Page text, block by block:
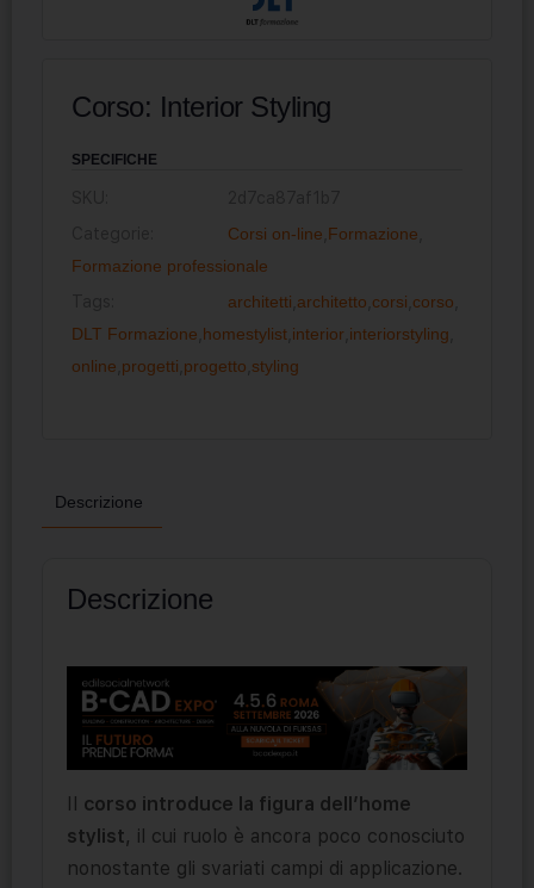
Corso: Interior Styling
SPECIFICHE
Corsi on-line Formazione
Formazione professionale
architetti architetto corsi corso
DLT Formazione homestylist interior interiorstyling
online progetti progetto styling
Descrizione
Descrizione
corso introduce la figura dell’home
stylist, il cui ruolo è ancora poco conosciuto
nonostante gli svariati campi di applicazione.